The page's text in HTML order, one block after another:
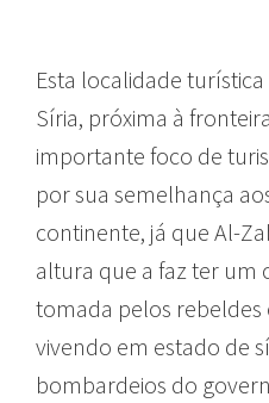
Esta localidade
Síria, próxima à
importante foco de
por sua semelhança
continente, já que Al-
altura que a faz ter um
tomada pelos rebeldes
vivendo em estado de
bombardeios do